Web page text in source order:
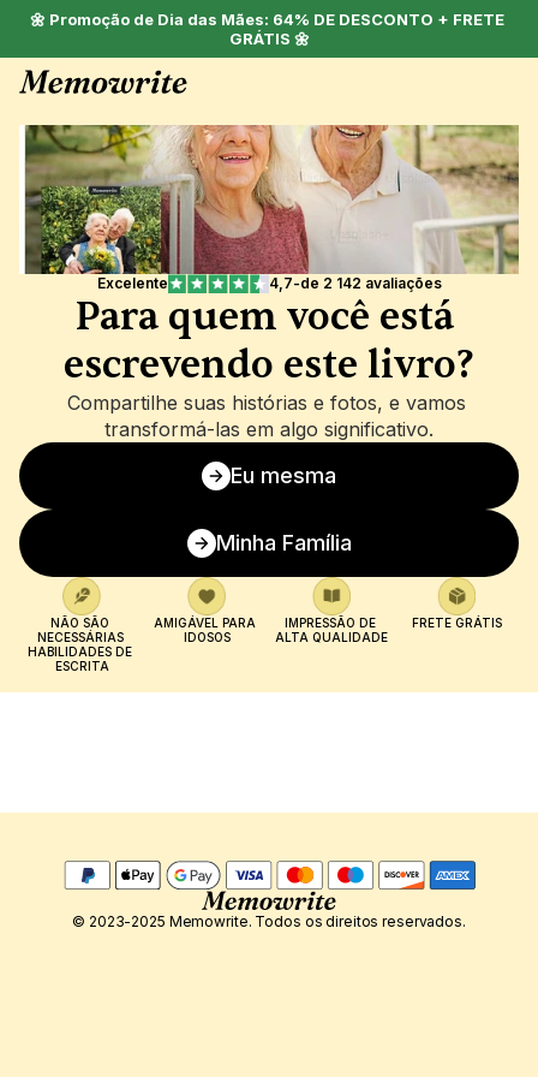
🌼 Promoção de Dia das Mães: 64% DE DESCONTO + FRETE
GRÁTIS 🌼
Excelente 4,7-de 2 142 avaliações
Para quem você está
escrevendo este livro?
Compartilhe suas histórias e fotos, e vamos
transformá-las em algo significativo.
Eu mesma
Minha Família
NÃO SÃO
NECESSÁRIAS
HABILIDADES DE
ESCRITA
AMIGÁVEL PARA
IDOSOS
IMPRESSÃO DE
ALTA QUALIDADE
FRETE GRÁTIS
© 2023-2025 Memowrite. Todos os direitos reservados.